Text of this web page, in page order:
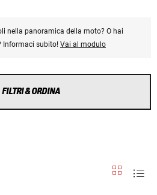
nella panoramica della moto? O hai
Informaci subito! Vai al modulo
FILTRI & ORDINA